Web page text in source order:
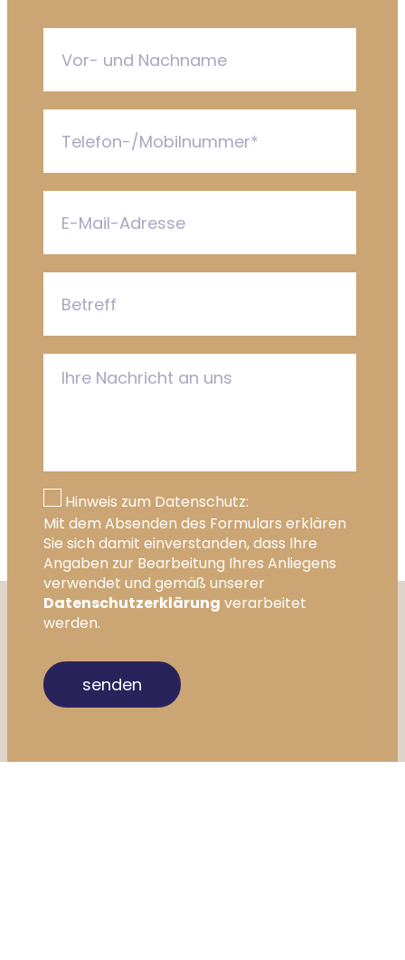
Hinweis zum Datenschutz:
Mit dem Absenden des Formulars erklären
Sie sich damit einverstanden, dass Ihre
Angaben zur Bearbeitung Ihres Anliegens
verwendet und gemäß unserer
Datenschutzerklärungverarbeitet
werden.